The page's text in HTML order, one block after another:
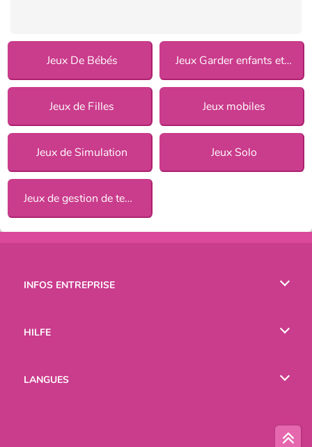
Jeux De Bébés Jeux Garder enfants et animaux
Jeux de Filles Jeux mobiles
Jeux de Simulation Jeux Solo
Jeux de gestion de temps
INFOS ENTREPRISE
HILFE
LANGUES